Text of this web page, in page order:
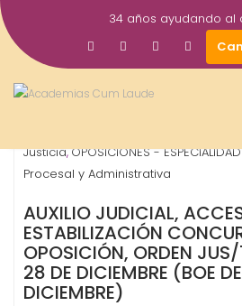
Saltar
al
contenido
34 años ayudando al
Mar
2024
Gestor
Justicia,OPOSICIONES -
Procesal y Administrativa
AUXILIO JUDICIAL,
ESTABILIZACIÓN
OPOSICIÓN, ORDEN
28 DE DICIEMBRE (BOE
DICIEMBRE)